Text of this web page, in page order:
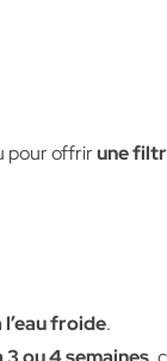
pour offrirune
l’eau froide.